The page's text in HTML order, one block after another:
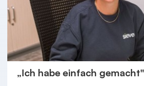
„Ich habe einfach gemacht"